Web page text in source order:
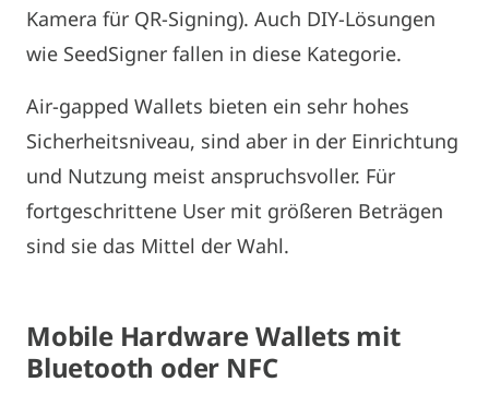
Kamera für QR-Signing). Auch DIY-Lösungen
wie SeedSigner fallen in diese Kategorie.
Air-gapped Wallets bieten ein sehr hohes
Sicherheitsniveau, sind aber in der Einrichtung
und Nutzung meist anspruchsvoller. Für
fortgeschrittene User mit größeren Beträgen
sind sie das Mittel der Wahl.
Mobile Hardware Wallets mit
Bluetooth oder NFC